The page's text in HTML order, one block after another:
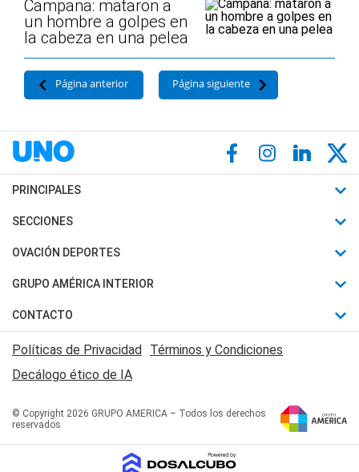
Campana: mataron a
un hombre a golpes en
la cabeza en una pelea
Página anterior Página siguiente
PRINCIPALES
Últimas Noticias
Política
Judiciales
Economia
SECCIONES
Horóscopo
Motores
Trucos caseros
Series y Películas
Edictos y Solicitadas
OVACIÓN DEPORTES
Fútbol
Mundial
Automovilismo
Rugby
Básquet
GRUPO AMÉRICA INTERIOR
Canal 7 en Vivo
San Juan 8
CONTACTO
Acerca de Nosotros
Contactanos
Políticas de Privacidad Términos y Condiciones
Decálogo ético de IA
© Copyright 2026 GRUPO AMERICA – Todos los derechos
reservados